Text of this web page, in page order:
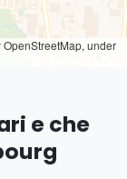
OpenStreetMap, under
e che